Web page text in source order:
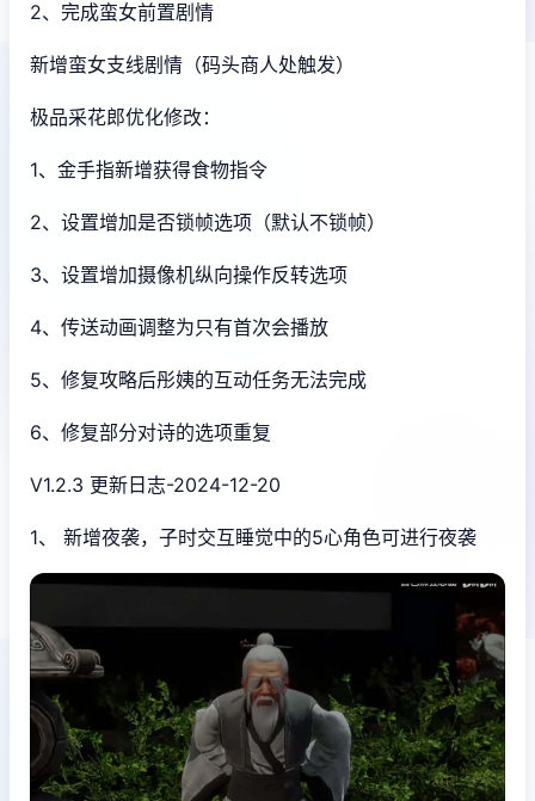
2、完成蛮女前置剧情
新增蛮女支线剧情（码头商人处触发）
极品采花郎优化修改：
1、金手指新增获得食物指令
2、设置增加是否锁帧选项（默认不锁帧）
3、设置增加摄像机纵向操作反转选项
4、传送动画调整为只有首次会播放
5、修复攻略后彤姨的互动任务无法完成
6、修复部分对诗的选项重复
V1.2.3 更新日志-2024-12-20
1、 新增夜袭，子时交互睡觉中的5心角色可进行夜袭